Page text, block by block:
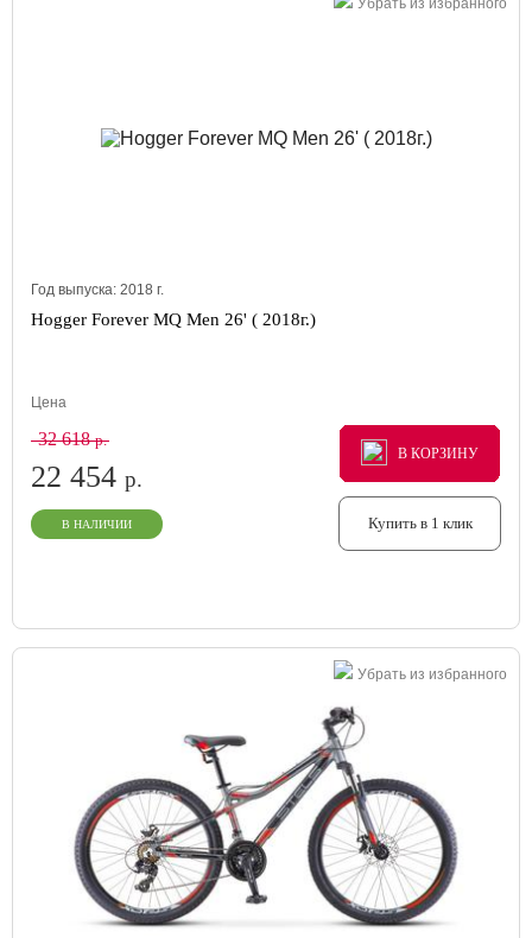
Убрать из избранного
Год выпуска: 2018 г.
Hogger Forever MQ Men 26' ( 2018г.)
Цена
32 618р.
22 454 р.
В НАЛИЧИИ
В КОРЗИНУ
В КОРЗИНУ
В КОРЗИНУ
Купить в 1 клик
Убрать из избранного